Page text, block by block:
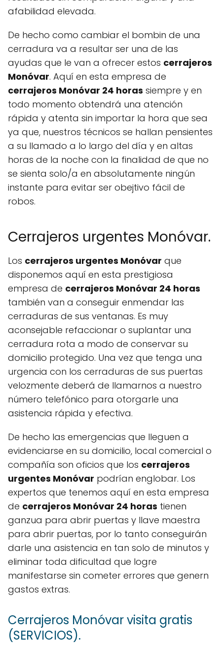
afabilidad elevada.
De hecho como cambiar el bombin de una
cerradura va a resultar ser una de las
ayudas que le van a ofrecer estos cerrajeros
Monóvar. Aquí en esta empresa de
cerrajeros Monóvar 24 horas siempre y en
todo momento obtendrá una atención
rápida y atenta sin importar la hora que sea
ya que, nuestros técnicos se hallan pensientes
a su llamado a lo largo del día y en altas
horas de la noche con la finalidad de que no
se sienta solo/a en absolutamente ningún
instante para evitar ser obejtivo fácil de
robos.
Cerrajeros urgentes Monóvar.
Los cerrajeros urgentes Monóvar que
disponemos aquí en esta prestigiosa
empresa de cerrajeros Monóvar 24 horas
también van a conseguir enmendar las
cerraduras de sus ventanas. Es muy
aconsejable refaccionar o suplantar una
cerradura rota a modo de conservar su
domicilio protegido. Una vez que tenga una
urgencia con los cerraduras de sus puertas
velozmente deberá de llamarnos a nuestro
número telefónico para otorgarle una
asistencia rápida y efectiva.
De hecho las emergencias que lleguen a
evidenciarse en su domicilio, local comercial o
compañía son oficios que los cerrajeros
urgentes Monóvar podrían englobar. Los
expertos que tenemos aquí en esta empresa
de cerrajeros Monóvar 24 horas tienen
ganzua para abrir puertas y llave maestra
para abrir puertas, por lo tanto conseguirán
darle una asistencia en tan solo de minutos y
eliminar toda dificultad que logre
manifestarse sin cometer errores que genern
gastos extras.
Cerrajeros Monóvar visita gratis
(SERVICIOS).